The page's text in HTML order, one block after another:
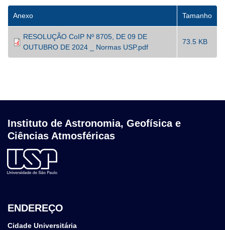
Anexo Tamanho
RESOLUÇÃO CoIP Nº 8705, DE 09 DE
OUTUBRO DE 2024 _ Normas USP.pdf
73.5 KB
Instituto de Astronomia, Geofísica e
Ciências Atmosféricas
ENDEREÇO
Cidade Universitária